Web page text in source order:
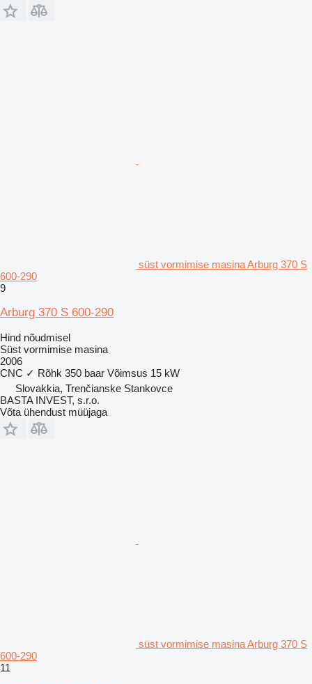
süst vormimise masina Arburg 370 S
600-290
9
Arburg 370 S 600-290
Hind nõudmisel
Süst vormimise masina
2006
CNC ✓ Rõhk 350 baar Võimsus 15 kW
Slovakkia, Trenčianske Stankovce
BASTA INVEST, s.r.o.
Võta ühendust müüjaga
süst vormimise masina Arburg 370 S
600-290
11